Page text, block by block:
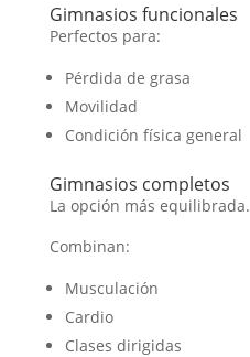
Gimnasios funcionales
Perfectos para:
Pérdida de grasa
Movilidad
Condición física general
Gimnasios completos
La opción más equilibrada.
Combinan:
Musculación
Cardio
Clases dirigidas